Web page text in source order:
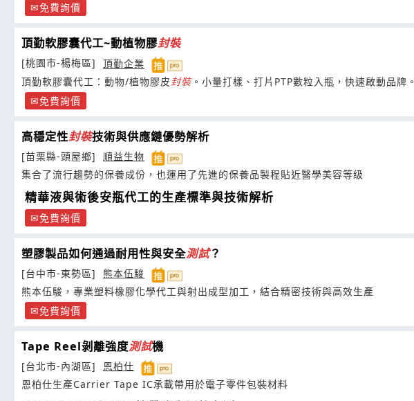
免費詢價
頂勤軟膠囊代工~動植物膠封裝
[桃園市-楊梅區]
頂勤企業
頂勤軟膠囊代工：動物/植物膠皮 封裝。小量打樣、打片PTP數粒入瓶，快速啟動品牌。
免費詢價
高穩定性封裝技術與供應鏈優勢解析
[苗栗縣-頭屋鄉]
順益生物
集合了流行趨勢的保養成份，也運用了先進的保養品製程貼近醫學美容等级
精華液與術後安瓶代工的生產標準與技術解析
免費詢價
塑膠製品如何通過耐用性與安全測試？
[台中市-東勢區]
熊本伍駿
熊本伍駿，專業塑料橡膠化學代工與射出成型加工，結合精密技術與高效生產
免費詢價
Tape Reel剝離強度測試機
[台北市-內湖區]
恩柏仕
恩柏仕生產Carrier Tape IC承載帶用於電子零件包裝材料